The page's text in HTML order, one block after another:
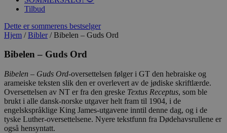
Tilbud
Dette er sommerens bestselger
Hjem /Bibler/ Bibelen – Guds Ord
Bibelen – Guds Ord
Bibelen – Guds Ord-oversettelsen følger i GT den hebraiske og
arameiske teksten slik den er overlevert av de jødiske skriftlærde.
Oversettelsen av NT er fra den greske Textus Receptus, som ble
brukt i alle dansk-norske utgaver helt fram til 1904, i de
engelskspråklige King James-utgavene inntil denne dag, og i de
tyske Luther-oversettelsene. Nyere tekstfunn fra Dødehavsrullene er
også hensyntatt.